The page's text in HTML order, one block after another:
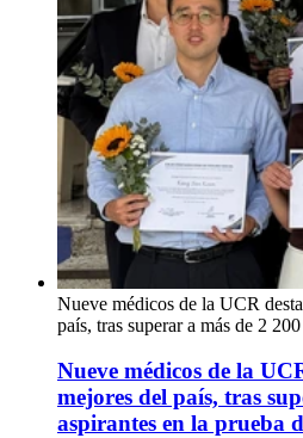
Nueve médicos de la UCR
país, tras superar a más de 2
Nueve médicos de la
mejores del país, tras
aspirantes en la prueba